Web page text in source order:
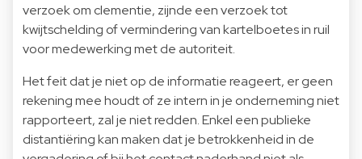
verzoek om clementie, zijnde een verzoek tot
kwijtschelding of vermindering van kartelboetes in ruil
voor medewerking met de autoriteit.
Het feit dat je niet op de informatie reageert, er geen
rekening mee houdt of ze intern in je onderneming niet
rapporteert, zal je niet redden. Enkel een publieke
distantiëring kan maken dat je betrokkenheid in de